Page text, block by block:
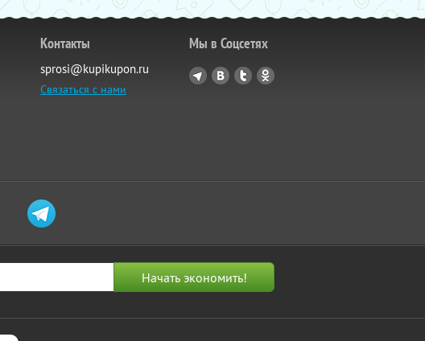
Контакты
sprosi@kupikupon.ru
Связаться с нами
Мы в Соцсетях